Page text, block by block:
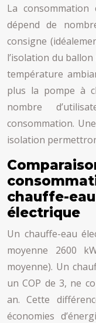
La consommation
dépend de
consigne
l’isolation du
température
plus la pompe à
nombre
consommation.
isolation
chauffe-
électrique
Un chauffe-eau
moyenne 2600
moyenne). Un
un COP de 3, ne
an. Cette
économies